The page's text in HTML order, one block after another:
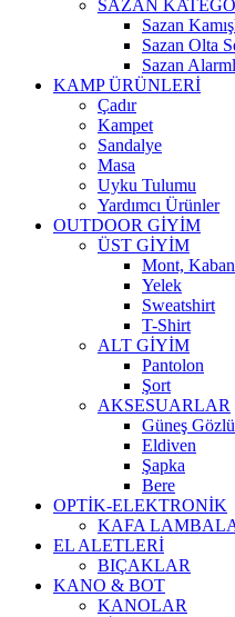
SAZAN
Sazan
Sazan Olta
Sazan
KAMP ÜRÜNLERİ
Çadır
Kampet
Sandalye
Masa
Uyku Tulumu
Yardımcı Ürünler
OUTDOOR GİYİM
ÜST GİYİM
Mont, Kaban
Yelek
Sweatshirt
T-Shirt
ALT GİYİM
Pantolon
Şort
AKSESUARLAR
Güneş
Eldiven
Şapka
Bere
OPTİK-ELEKTRONİK
KAFA
EL ALETLERİ
BIÇAKLAR
KANO & BOT
KANOLAR